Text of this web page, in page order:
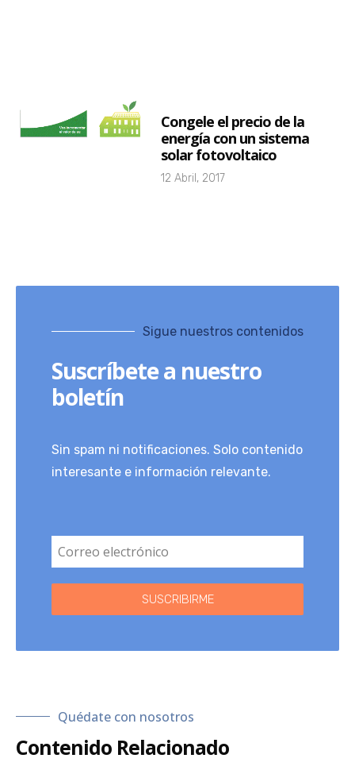
Congele el precio de la
energía con un sistema
solar fotovoltaico
12 Abril, 2017
Sigue nuestros contenidos
Suscríbete a nuestro
boletín
Sin spam ni notificaciones. Solo contenido
interesante e información relevante.
SUSCRIBIRME
Quédate con nosotros
Contenido Relacionado